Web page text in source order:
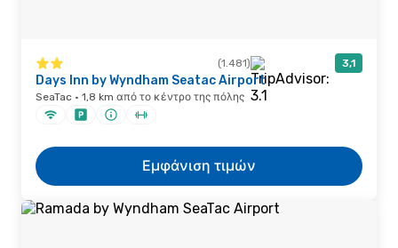
(1.481) 3,1
Days Inn by Wyndham Seatac Airport
SeaTac · 1,8 km από το κέντρο της πόλης
Εμφάνιση τιμών